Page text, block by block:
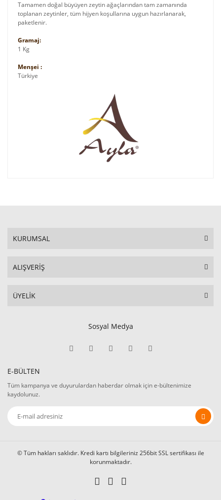
Tamamen doğal büyüyen zeytin ağaçlarından tam zamanında
toplanan zeytinler, tüm hijyen koşullarına uygun hazırlanarak,
paketlenir.
Gramaj:
1 Kg
Menşei :
Türkiye
KURUMSAL
ALIŞVERİŞ
ÜYELİK
Sosyal Medya
E-BÜLTEN
Tüm kampanya ve duyurulardan haberdar olmak için e-bültenimize
kaydolunuz.
© Tüm hakları saklıdır. Kredi kartı bilgileriniz 256bit SSL sertifikası ile
korunmaktadır.